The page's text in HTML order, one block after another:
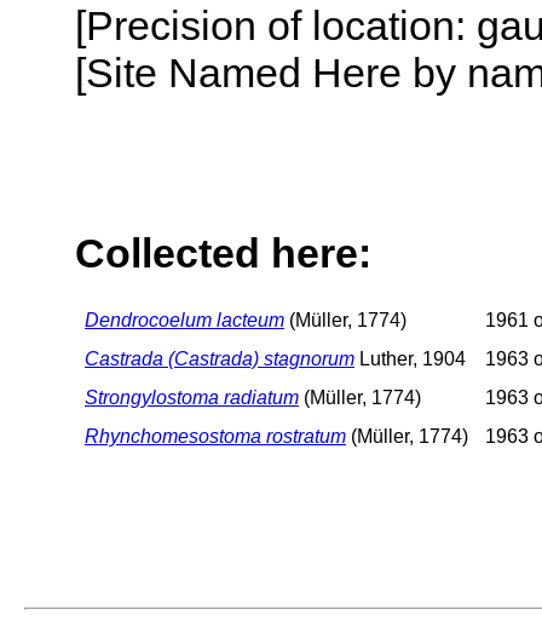
[Precision of location:
[Site Named Here by
Collected here:
Dendrocoelum lacteum (Müller, 1774)
1961
Castrada (Castrada) stagnorum Luther, 1904
1963
Strongylostoma radiatum (Müller, 1774)
1963
Rhynchomesostoma rostratum (Müller, 1774) 1963